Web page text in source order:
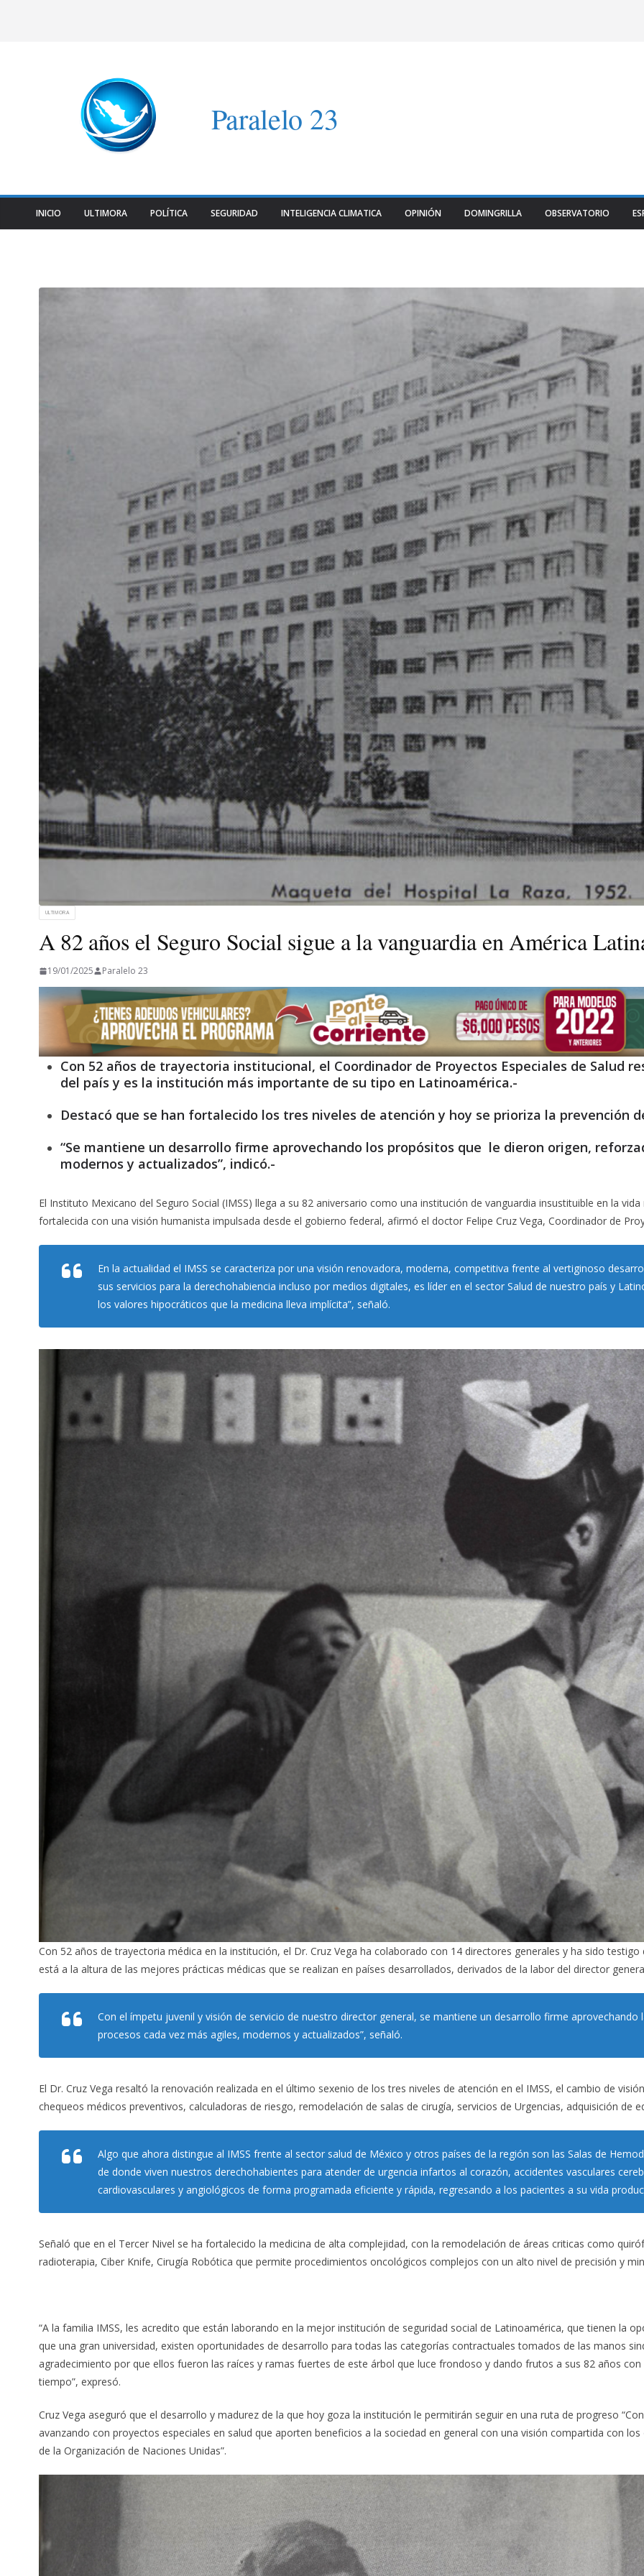
Paralelo 23
INICIO ULTIMORA POLÍTICA SEGURIDAD INTELIGENCIA CLIMATICA OPINIÓN DOMINGRILLA OBSERVATORIO
ULTIMORA
A 82 años el Seguro Social sigue a la vanguardia en América
19/01/2025 Paralelo 23
Con 52 años de trayectoria institucional, el Coordinador de Proyectos Especiales de Salud
del país y es la institución más importante de su tipo en Latinoamérica.-
Destacó que se han fortalecido los tres niveles de atención y hoy se prioriza la prevención
“Se mantiene un desarrollo firme aprovechando los propósitos que le dieron origen,
modernos y actualizados”, indicó.-
El Instituto Mexicano del Seguro Social (IMSS) llega a su 82 aniversario como una institución de vanguardia insustituible en la
fortalecida con una visión humanista impulsada desde el gobierno federal, afirmó el doctor Felipe Cruz Vega, Coordinador de
En la actualidad el IMSS se caracteriza por una visión renovadora, moderna, competitiva frente al vertiginoso
sus servicios para la derechohabiencia incluso por medios digitales, es líder en el sector Salud de nuestro país y
los valores hipocráticos que la medicina lleva implícita”, señaló.
Con 52 años de trayectoria médica en la institución, el Dr. Cruz Vega ha colaborado con 14 directores generales y ha sido
está a la altura de las mejores prácticas médicas que se realizan en países desarrollados, derivados de la labor del director
Con el ímpetu juvenil y visión de servicio de nuestro director general, se mantiene un desarrollo firme
procesos cada vez más agiles, modernos y actualizados”, señaló.
El Dr. Cruz Vega resaltó la renovación realizada en el último sexenio de los tres niveles de atención en el IMSS, el cambio de
chequeos médicos preventivos, calculadoras de riesgo, remodelación de salas de cirugía, servicios de Urgencias, adquisición de
Algo que ahora distingue al IMSS frente al sector salud de México y otros países de la región son las Salas de
de donde viven nuestros derechohabientes para atender de urgencia infartos al corazón, accidentes vasculares
cardiovasculares y angiológicos de forma programada eficiente y rápida, regresando a los pacientes a su vida
Señaló que en el Tercer Nivel se ha fortalecido la medicina de alta complejidad, con la remodelación de áreas criticas como
radioterapia, Ciber Knife, Cirugía Robótica que permite procedimientos oncológicos complejos con un alto nivel de precisión y
“A la familia IMSS, les acredito que están laborando en la mejor institución de seguridad social de Latinoamérica, que tienen la
que una gran universidad, existen oportunidades de desarrollo para todas las categorías contractuales tomados de las manos
agradecimiento por que ellos fueron las raíces y ramas fuertes de este árbol que luce frondoso y dando frutos a sus 82 años
tiempo”, expresó.
Cruz Vega aseguró que el desarrollo y madurez de la que hoy goza la institución le permitirán seguir en una ruta de progreso
avanzando con proyectos especiales en salud que aporten beneficios a la sociedad en general con una visión compartida con
de la Organización de Naciones Unidas”.